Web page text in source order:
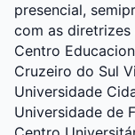
presencial,
com as diretrizes
Centro
Cruzeiro do Sul
Universidade
Universidade de